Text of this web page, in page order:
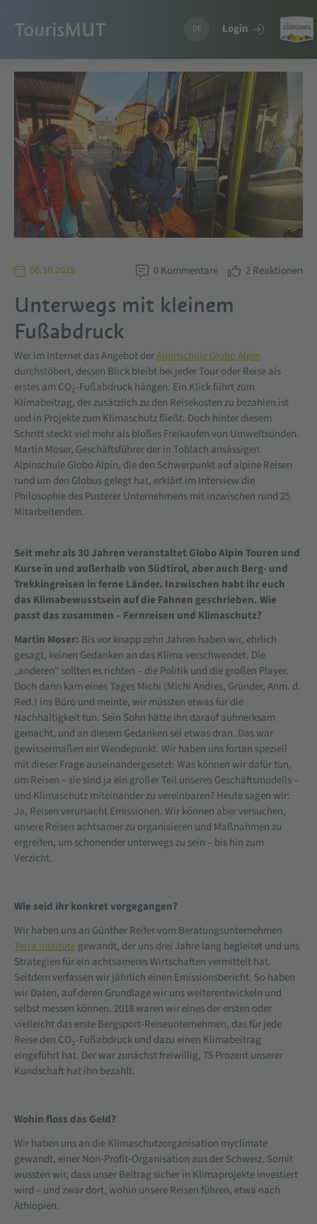
DE Login
0Kommentare 2Reaktionen
06.10.2025
Unterwegs mit kleinem
Fußabdruck
Wer im Internet das Angebot derAlpinschule Globo Alpin
durchstöbert, dessen Blick bleibt bei jeder Tour oder Reise als
erstes am CO₂-Fußabdruck hängen. Ein Klick führt zum
Klimabeitrag, der zusätzlich zu den Reisekosten zu bezahlen ist
und in Projekte zum Klimaschutz fließt. Doch hinter diesem
Schritt steckt viel mehr als bloßes Freikaufen von Umweltsünden.
Martin Moser, Geschäftsführer der in Toblach ansässigen
Alpinschule Globo Alpin, die den Schwerpunkt auf alpine Reisen
rund um den Globus gelegt hat, erklärt im Interview die
Philosophie des Pusterer Unternehmens mit inzwischen rund 25
Mitarbeitenden.
Seit mehr als 30 Jahren veranstaltet Globo Alpin Touren und
Kurse in und außerhalb von Südtirol, aber auch Berg- und
Trekkingreisen in ferne Länder. Inzwischen habt ihr euch
das Klimabewusstsein auf die Fahnen geschrieben. Wie
passt das zusammen – Fernreisen und Klimaschutz?
Martin Moser: Bis vor knapp zehn Jahren haben wir, ehrlich
gesagt, keinen Gedanken an das Klima verschwendet. Die
„anderen“ sollten es richten – die Politik und die großen Player.
Doch dann kam eines Tages Michi (Michi Andres, Gründer, Anm. d.
Red.) ins Büro und meinte, wir müssten etwas für die
Nachhaltigkeit tun. Sein Sohn hätte ihn darauf aufmerksam
gemacht, und an diesem Gedanken sei etwas dran. Das war
gewissermaßen ein Wendepunkt. Wir haben uns fortan speziell
mit dieser Frage auseinandergesetzt: Was können wir dafür tun,
um Reisen – sie sind ja ein großer Teil unseres Geschäftsmodells –
und Klimaschutz miteinander zu vereinbaren? Heute sagen wir:
Ja, Reisen verursacht Emissionen. Wir können aber versuchen,
unsere Reisen achtsamer zu organisieren und Maßnahmen zu
ergreifen, um schonender unterwegs zu sein – bis hin zum
Verzicht.
Wie seid ihr konkret vorgegangen?
Wir haben uns an Günther Reifer vom Beratungsunternehmen
Terra Institutegewandt, der uns drei Jahre lang begleitet und uns
Strategien für ein achtsameres Wirtschaften vermittelt hat.
Seitdem verfassen wir jährlich einen Emissionsbericht. So haben
wir Daten, auf deren Grundlage wir uns weiterentwickeln und
selbst messen können. 2018 waren wir eines der ersten oder
vielleicht das erste Bergsport-Reiseunternehmen, das für jede
Reise den CO₂-Fußabdruck und dazu einen Klimabeitrag
eingeführt hat. Der war zunächst freiwillig, 75 Prozent unserer
Kundschaft hat ihn bezahlt.
Wohin floss das Geld?
Wir haben uns an die Klimaschutzorganisation myclimate
gewandt, einer Non-Profit-Organisation aus der Schweiz. Somit
wussten wir, dass unser Beitrag sicher in Klimaprojekte investiert
wird – und zwar dort, wohin unsere Reisen führen, etwa nach
Äthiopien.